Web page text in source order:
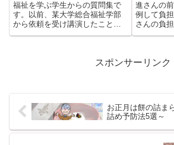
福祉を学ぶ学生からの質問集で
す。以前、某大学総合福祉学部
から依頼を受け講演したことが
あります。これは講演後に、学
介護に対する考え方がどのよう
進さんの
例して負
さんの負
でした。
た。進さ
スポンサーリンク
お正月は餅の詰
詰め予防法5選～